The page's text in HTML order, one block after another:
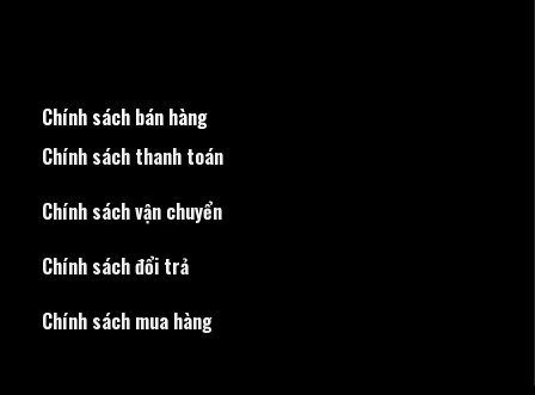
Chính sách bán hàng
Chính sách thanh toán
Chính sách vận chuyển
Chính sách đổi trả
Chính sách mua hàng